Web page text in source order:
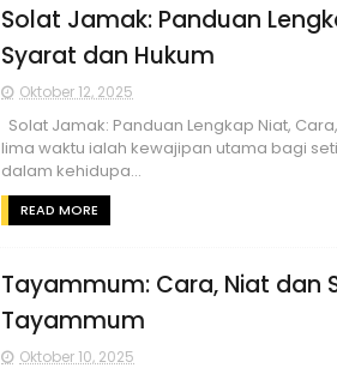
Solat Jamak: Panduan
Syarat dan Hukum
Oktober 12, 2025
Solat Jamak: Panduan Lengkap Niat,
lima waktu ialah kewajipan utama bagi
dalam kehidupa...
READ MORE
Tayammum: Cara, Niat dan
Tayammum
Oktober 10, 2025